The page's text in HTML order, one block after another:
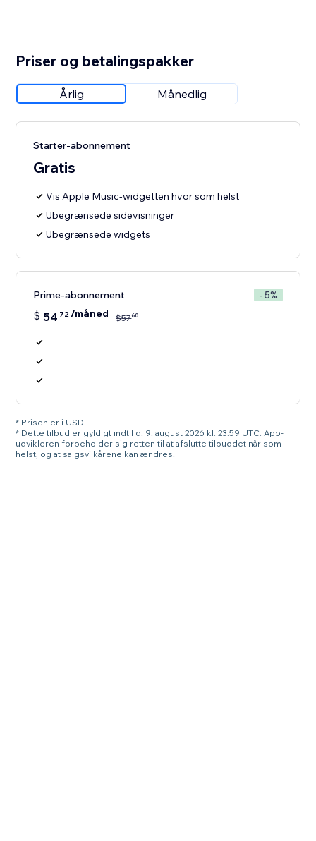
Priser og betalingspakker
Årlig Månedlig
Starter-abonnement
Gratis
Vis Apple Music-widgetten hvor som helst
Ubegrænsede sidevisninger
Ubegrænsede widgets
Prime-abonnement - 5%
$ 54 72/måned $5760
* Prisen er i USD.
* Dette tilbud er gyldigt indtil d. 9. august 2026 kl. 23.59 UTC. App-
udvikleren forbeholder sig retten til at afslutte tilbuddet når som
helst, og at salgsvilkårene kan ændres.